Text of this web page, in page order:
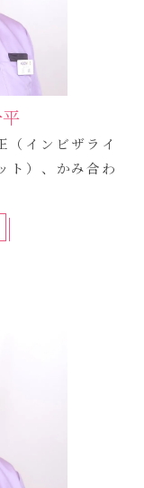
（インビザライ
ト）、かみ合わ